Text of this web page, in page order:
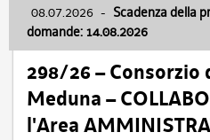
08.07.2026 - Scadenza della
domande: 14.08.2026
298/26 – Consorzio
Meduna –
l'Area